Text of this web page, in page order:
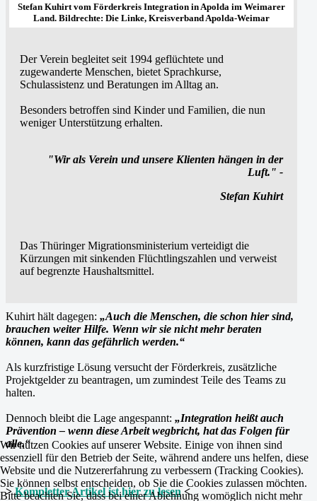
Stefan Kuhirt vom Förderkreis Integration in Apolda im Weimarer
Land. Bildrechte: Die Linke, Kreisverband Apolda-Weimar
Der Verein begleitet seit 1994 geflüchtete und
zugewanderte Menschen, bietet Sprachkurse,
Schulassistenz und Beratungen im Alltag an.
Besonders betroffen sind Kinder und Familien, die nun
weniger Unterstützung erhalten.
"Wir als Verein und unsere Klienten hängen in der
Luft." -
Stefan Kuhirt
Das Thüringer Migrationsministerium verteidigt die
Kürzungen mit sinkenden Flüchtlingszahlen und verweist
auf begrenzte Haushaltsmittel.
Kuhirt hält dagegen: „Auch die Menschen, die schon hier sind,
brauchen weiter Hilfe. Wenn wir sie nicht mehr beraten
können, kann das gefährlich werden.“
Als kurzfristige Lösung versucht der Förderkreis, zusätzliche
Projektgelder zu beantragen, um zumindest Teile des Teams zu
halten.
Dennoch bleibt die Lage angespannt: „Integration heißt auch
Prävention – wenn diese Arbeit wegbricht, hat das Folgen für
alle.“
>Kompletter Artikel ist hier zu lesen<
Wir nutzen Cookies auf unserer Website. Einige von ihnen sind
essenziell für den Betrieb der Seite, während andere uns helfen, diese
Website und die Nutzererfahrung zu verbessern (Tracking Cookies).
Sie können selbst entscheiden, ob Sie die Cookies zulassen möchten.
Bitte beachten Sie, dass bei einer Ablehnung womöglich nicht mehr